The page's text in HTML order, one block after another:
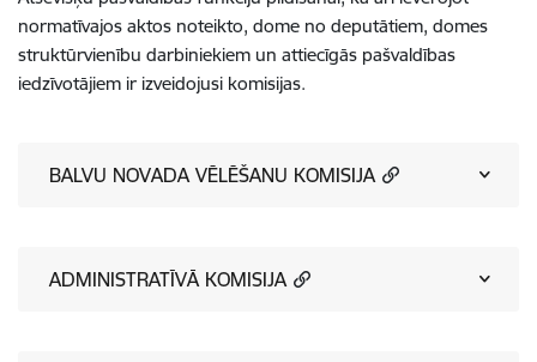
normatīvajos aktos noteikto, dome no deputātiem, domes
struktūrvienību darbiniekiem un attiecīgās pašvaldības
iedzīvotājiem ir izveidojusi komisijas.
BALVU NOVADA VĒLĒŠANU KOMISIJA
ADMINISTRATĪVĀ KOMISIJA